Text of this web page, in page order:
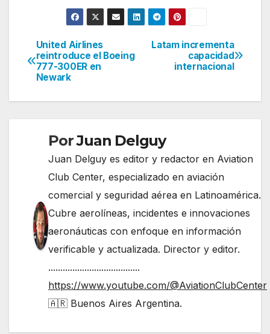
Navegación
de
entradas
Latam incrementa
capacidad
internacional
United Airlines
reintroduce el Boeing
777-300ER en
Newark
PorJuan Delguy
Juan Delguy es editor y redactor en Aviation
Club Center, especializado en aviación
comercial y seguridad aérea en Latinoamérica.
Cubre aerolíneas, incidentes e innovaciones
aeronáuticas con enfoque en información
verificable y actualizada. Director y editor.
......................................
https://www.youtube.com/@AviationClubCenter
🇦🇷 Buenos Aires Argentina.